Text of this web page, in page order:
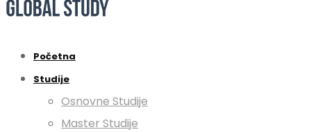
Početna
Studije
Osnovne Studije
Master Studije